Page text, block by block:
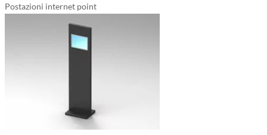
Postazioni internet point